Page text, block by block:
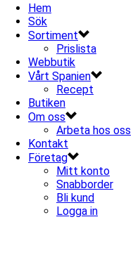
Hem
Sök
Sortiment
Prislista
Webbutik
Vårt Spanien
Recept
Butiken
Om oss
Arbeta hos oss
Kontakt
Företag
Mitt konto
Snabborder
Bli kund
Logga in